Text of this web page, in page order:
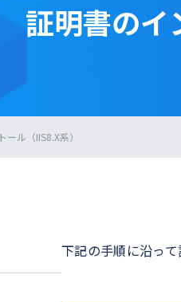
証明書のイ
ル（IIS8.X系）
下記の手順に沿って